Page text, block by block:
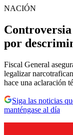
NACIÓN
por
Fiscal General
legalizar
hace una aclaración
Siga las noticias
manténgase al día